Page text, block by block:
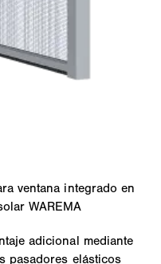
ventana integrado en
WAREMA
adicional mediante
pasadores elásticos